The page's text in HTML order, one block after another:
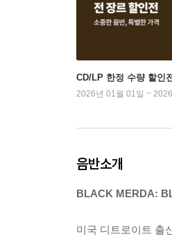
CD/LP 한정 수량 할인
2026년 01월 01일 ~
음반소개
BLACK MERDA:
미국 디트로이트 출